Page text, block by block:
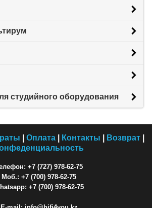
студийного оборудования
Оплата| Контакты Возврат|
+7 (727) 978-62-75
Моб.: +7 (700) 978-62-75
+7 (700) 978-62-75